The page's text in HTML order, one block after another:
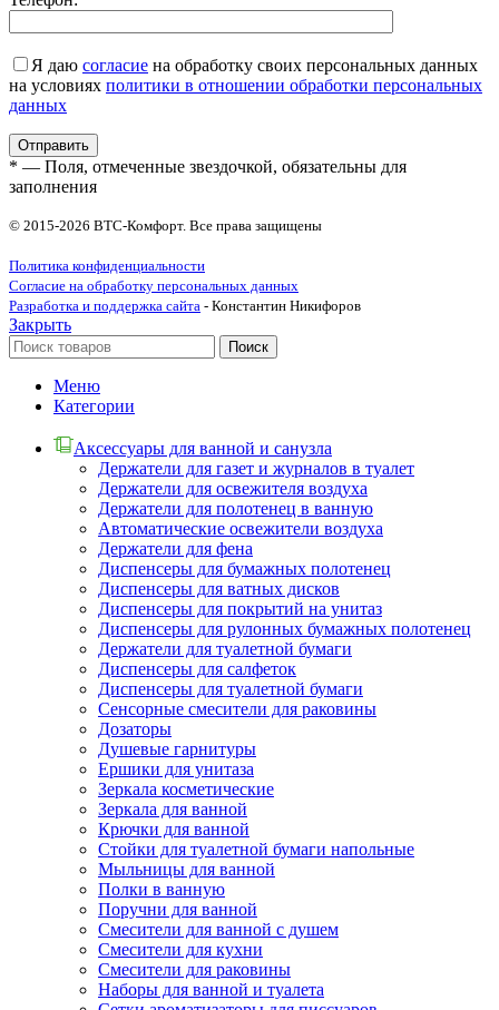
Я даю согласие на обработку своих персональных данных
на условиях политики в отношении обработки персональных
данных
* — Поля, отмеченные звездочкой, обязательны для
заполнения
© 2015-2026 ВТС-Комфорт. Все права защищены
Политика конфиденциальности
Согласие на обработку персональных данных
Разработка и поддержка сайта - Константин Никифоров
Закрыть
Поиск
Меню
Категории
Аксессуары для ванной и санузла
Держатели для газет и журналов в туалет
Держатели для освежителя воздуха
Держатели для полотенец в ванную
Автоматические освежители воздуха
Держатели для фена
Диспенсеры для бумажных полотенец
Диспенсеры для ватных дисков
Диспенсеры для покрытий на унитаз
Диспенсеры для рулонных бумажных полотенец
Держатели для туалетной бумаги
Диспенсеры для салфеток
Диспенсеры для туалетной бумаги
Сенсорные смесители для раковины
Дозаторы
Душевые гарнитуры
Ершики для унитаза
Зеркала косметические
Зеркала для ванной
Крючки для ванной
Стойки для туалетной бумаги напольные
Мыльницы для ванной
Полки в ванную
Поручни для ванной
Смесители для ванной с душем
Смесители для кухни
Смесители для раковины
Наборы для ванной и туалета